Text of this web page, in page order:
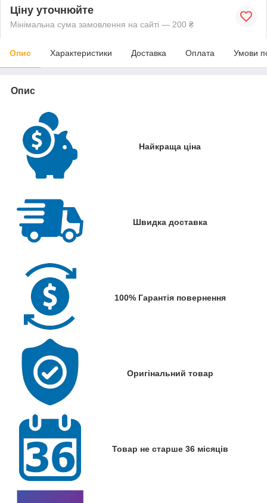
Ціну уточнюйте
Мінімальна сума замовлення на сайті — 200 ₴
Опис Характеристики Доставка Оплата Умови
Опис
Найкраща ціна
Швидка доставка
100% Гарантія повернення
Оригінальний товар
Товар не старше 36 місяців